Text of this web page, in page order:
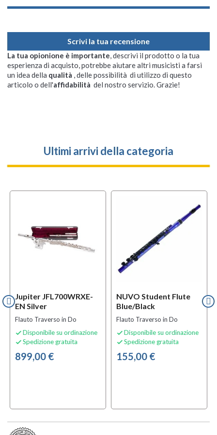
Scrivi la tua recensione
La tua opionione è importante, descrivi il prodotto o la tua
esperienza di acquisto, potrebbe aiutare altri musicisti a farsi
un idea della qualità , delle possibilità di utilizzo di questo
articolo o dell'affidabilità del nostro servizio. Grazie!
Ultimi arrivi della categoria
Jupiter JFL700WRXE-
EN Silver
Flauto Traverso in Do
 Disponibile su ordinazione
 Spedizione gratuita
899,00 €
NUVO Student Flute
Blue/black
Flauto Traverso in Do
 Disponibile su ordinazione
 Spedizione gratuita
155,00 €